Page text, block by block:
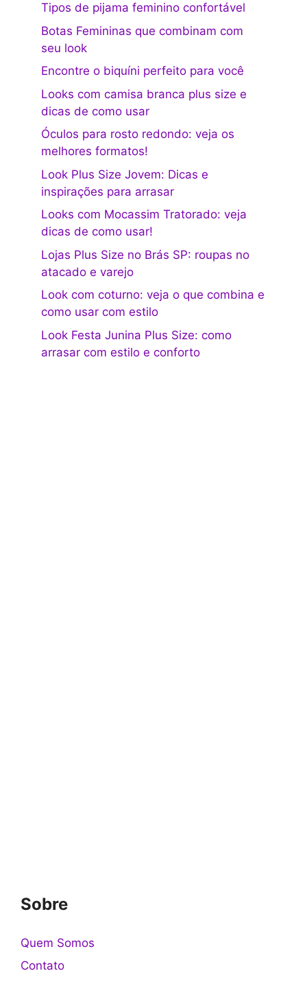
Tipos de pijama feminino confortável
Botas Femininas que combinam com
seu look
Encontre o biquíni perfeito para você
Looks com camisa branca plus size e
dicas de como usar
Óculos para rosto redondo: veja os
melhores formatos!
Look Plus Size Jovem: Dicas e
inspirações para arrasar
Looks com Mocassim Tratorado: veja
dicas de como usar!
Lojas Plus Size no Brás SP: roupas no
atacado e varejo
Look com coturno: veja o que combina e
como usar com estilo
Look Festa Junina Plus Size: como
arrasar com estilo e conforto
Sobre
Quem Somos
Contato